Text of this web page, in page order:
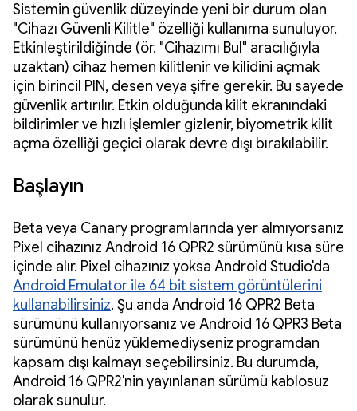
Sistemin güvenlik düzeyinde yeni bir durum olan
"Cihazı Güvenli Kilitle" özelliği kullanıma sunuluyor.
Etkinleştirildiğinde (ör. "Cihazımı Bul" aracılığıyla
uzaktan) cihaz hemen kilitlenir ve kilidini açmak
için birincil PIN, desen veya şifre gerekir. Bu sayede
güvenlik artırılır. Etkin olduğunda kilit ekranındaki
bildirimler ve hızlı işlemler gizlenir, biyometrik kilit
açma özelliği geçici olarak devre dışı bırakılabilir.
Başlayın
Beta veya Canary programlarında yer almıyorsanız
Pixel cihazınız Android 16 QPR2 sürümünü kısa süre
içinde alır. Pixel cihazınız yoksa Android Studio'da
Android Emulator ile 64 bit sistem görüntülerini
kullanabilirsiniz. Şu anda Android 16 QPR2 Beta
sürümünü kullanıyorsanız ve Android 16 QPR3 Beta
sürümünü henüz yüklemediyseniz programdan
kapsam dışı kalmayı seçebilirsiniz. Bu durumda,
Android 16 QPR2'nin yayınlanan sürümü kablosuz
olarak sunulur.